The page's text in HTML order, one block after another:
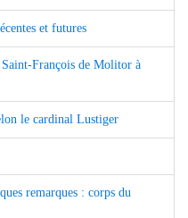
et futures
François de Molitor à
le cardinal Lustiger
remarques : corps du